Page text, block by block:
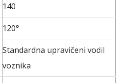
140
120°
Standardna upravičeni vodil
voznika